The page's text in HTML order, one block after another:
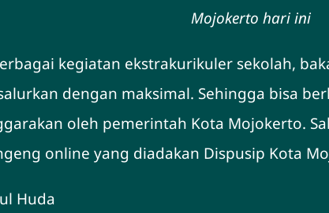
Mojokerto hari ini
kegiatan ekstrakurikuler sekolah,
dengan maksimal. Sehingga bisa
oleh pemerintah Kota Mojokerto.
online yang diadakan Dispusip Kota
Huda